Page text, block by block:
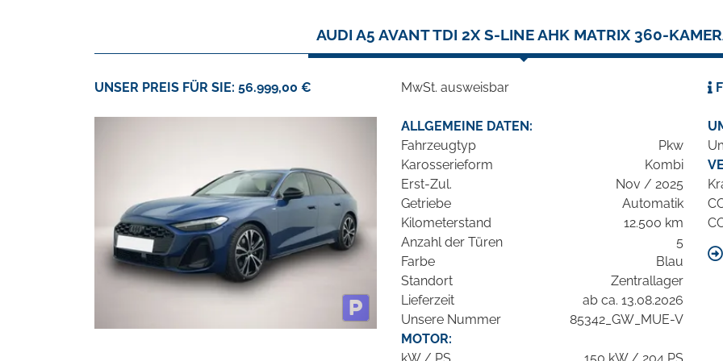
AUDI A5 AVANT TDI 2X S-LINE AHK MATRIX 360-
UNSER PREIS FÜR SIE: 56.999,00 € MwSt. ausweisbar
ALLGEMEINE DATEN:
Fahrzeugtyp
Pkw
Karosserieform
Kombi
Erst-Zul.
Nov / 2025
Getriebe
Automatik
Kilometerstand
12.500 km
Anzahl der Türen
5
Farbe
Blau
Standort
Zentrallager
Lieferzeit
ab ca. 13.08.2026
Unsere Nummer
85342_GW_MUE-V
MOTOR: